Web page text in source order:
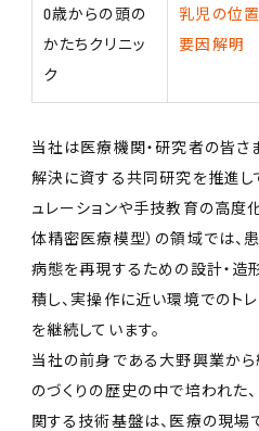
0歳からの頭の
かたちクリニッ
ク
乳児の位
要因解明
当社は医療機関・研究者の皆さ
解決に資する共同研究を推進し
ュレーションや手技教育の高度
体精密医療模型）の領域では、
病態を再現するための設計・造
積し、実操作に近い環境でのト
を継続しています。
当社の前身である大野興業か
のづくりの歴史の中で培われた
関する技術基盤は、医療の現場